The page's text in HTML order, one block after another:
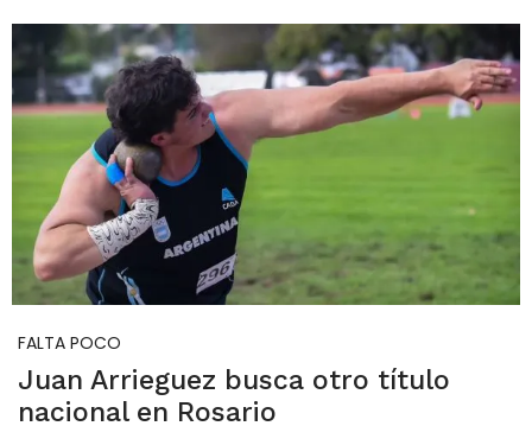
FALTA POCO
Juan Arrieguez busca otro título
nacional en Rosario